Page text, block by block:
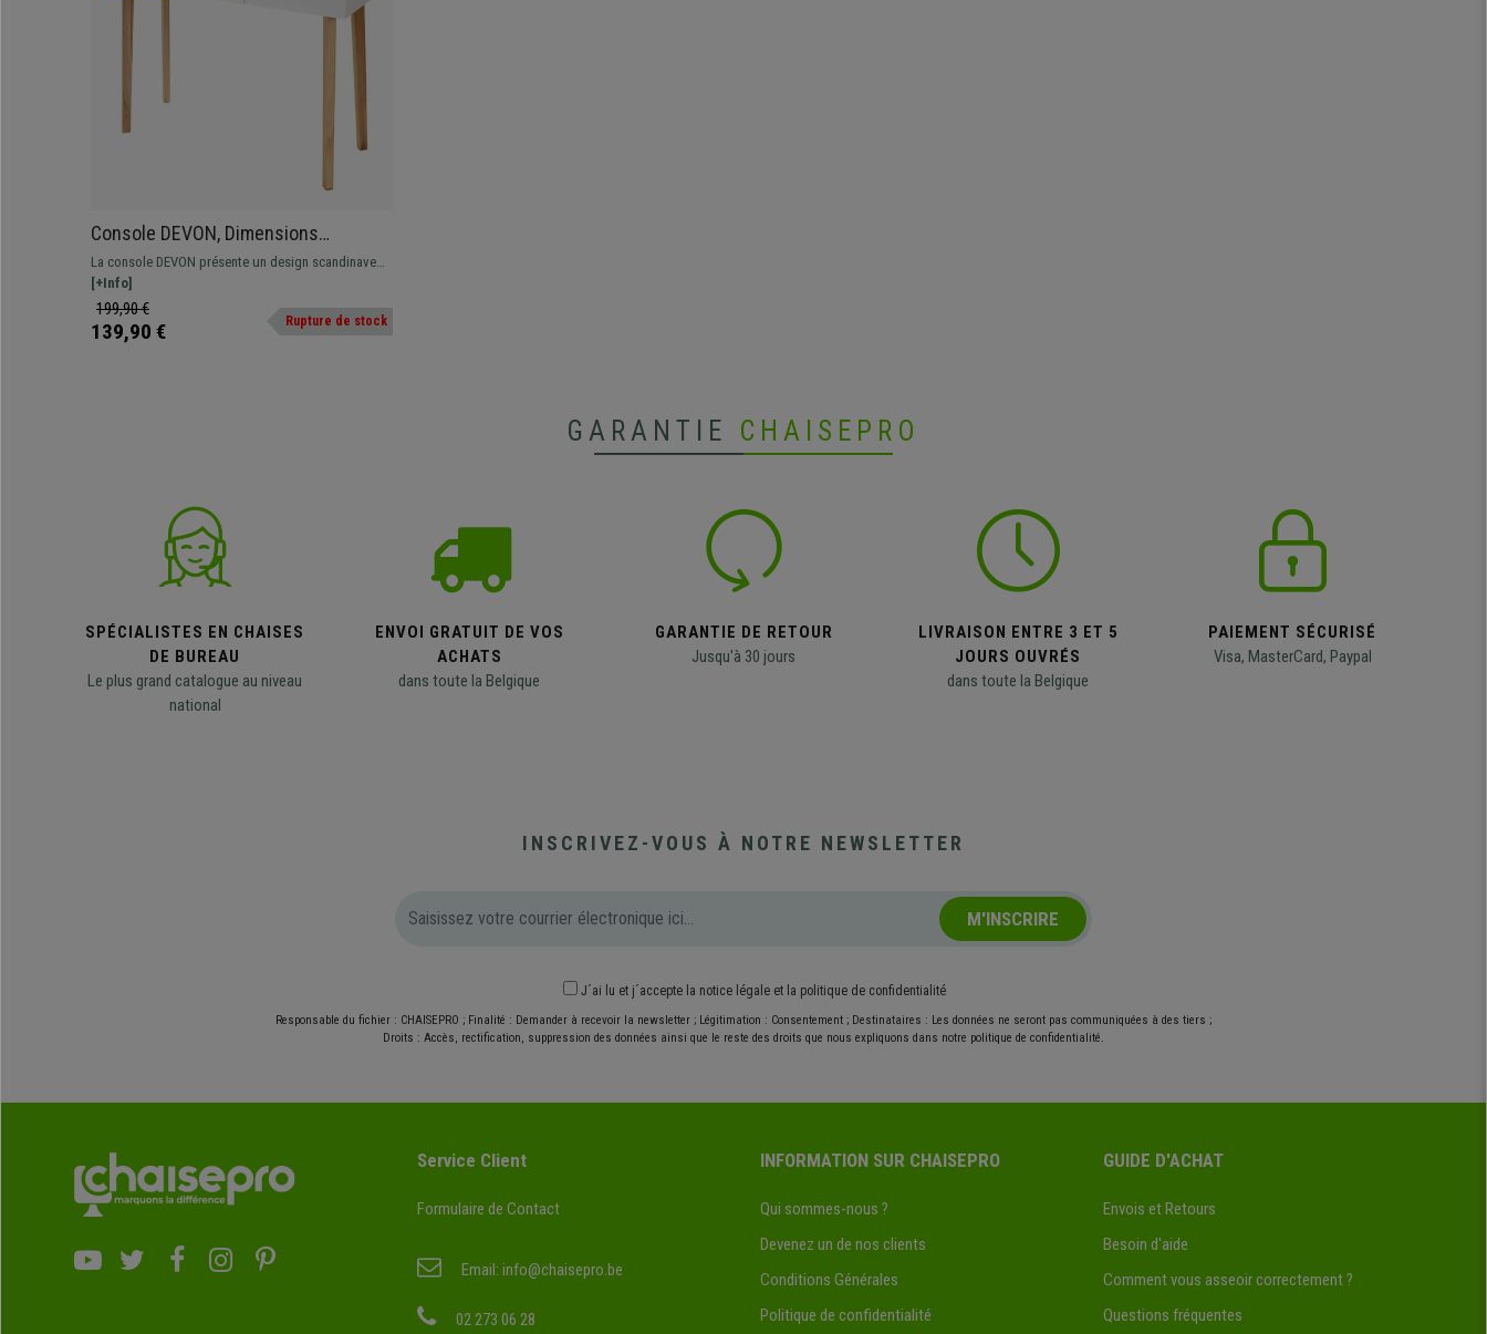
Console DEVON, Dimensions
105x45x83 cm, avec Tiroir, Design
Scandinave, Blanc
La console DEVON présente un design scandinave
moderne, et son tiroir central est très pratique.
Grande qualité à un prix attractif.
[+Info]
199,90 €
139,90 € Rupture de stock
GARANTIE CHAISEPRO
SPÉCIALISTES EN CHAISES
DE BUREAU
Le plus grand catalogue au niveau
national
ENVOI GRATUIT DE VOS
ACHATS
dans toute la Belgique
GARANTIE DE RETOUR
Jusqu'à 30 jours
LIVRAISON ENTRE 3 ET 5
JOURS OUVRÉS
dans toute la Belgique
PAIEMENT SÉCURISÉ
Visa, MasterCard, Paypal
INSCRIVEZ-VOUS À NOTRE NEWSLETTER
M'INSCRIRE
J´ai lu et j´accepte la notice légale et la politique de confidentialité
Responsable du fichier : CHAISEPRO ; Finalité : Demander à recevoir la newsletter ; Légitimation : Consentement ; Destinataires : Les données ne seront pas communiquées à des tiers ;
Droits : Accès, rectification, suppression des données ainsi que le reste des droits que nous expliquons dans notre politique de confidentialité.
Service Client
Formulaire de Contact
Email: info@chaisepro.be
02 273 06 28
INFORMATION SUR CHAISEPRO
Qui sommes-nous ?
Devenez un de nos clients
Conditions Générales
Politique de confidentialité
GUIDE D'ACHAT
Envois et Retours
Besoin d'aide
Comment vous asseoir correctement ?
Questions fréquentes